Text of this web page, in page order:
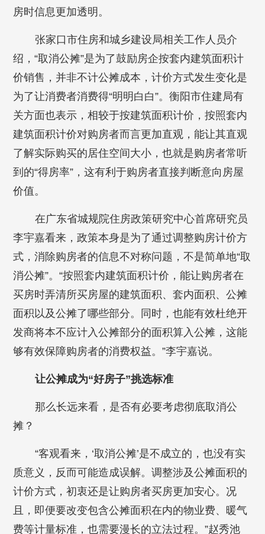
房时信息更加透明。
张家口市住房和城乡建设局相关工作人员介
绍，“取消公摊”是为了鼓励房企按套内建筑面积计
价销售，并非不计公摊成本，计价方式发生变化是
为了让消费者消费得“明明白白”。衡阳市住建局有
关方面也表示，相较于按建筑面积计价，按照套内
建筑面积计价对购房者而言更加直观，能让其直观
了解实际购买的居住空间大小，也就是购房者常听
到的“得房率”，这有利于购房者直接判断意向房屋
价值。
在广东省城规院住房政策研究中心首席研究员
李宇嘉看来，政策本身是为了通过调整购房计价方
式，消除购房者的信息不对称问题，不是简单地“取
消公摊”。“按照套内建筑面积计价，能让购房者在
买房时弄清所买房屋的建筑面积、套内面积、公摊
面积以及公摊了哪些部分。同时，也能有效杜绝开
发商将本不应计入公摊部分的面积算入公摊，这能
够有效保障购房者的消费权益。”李宇嘉说。
让公摊成为“好房子”挑选标准
那么长远来看，是否有必要考虑彻底取消公
摊？
“客观看来，‘取消公摊’是不成立的，也没有实
质意义，反而可能造成误解。调整涉及公摊面积的
计价方式，初衷还是让购房者买房更加安心。况
且，即便要改变包含公摊面积在内的物业费、暖气
费等计量标准，也需要漫长的立法过程。”赵秀池